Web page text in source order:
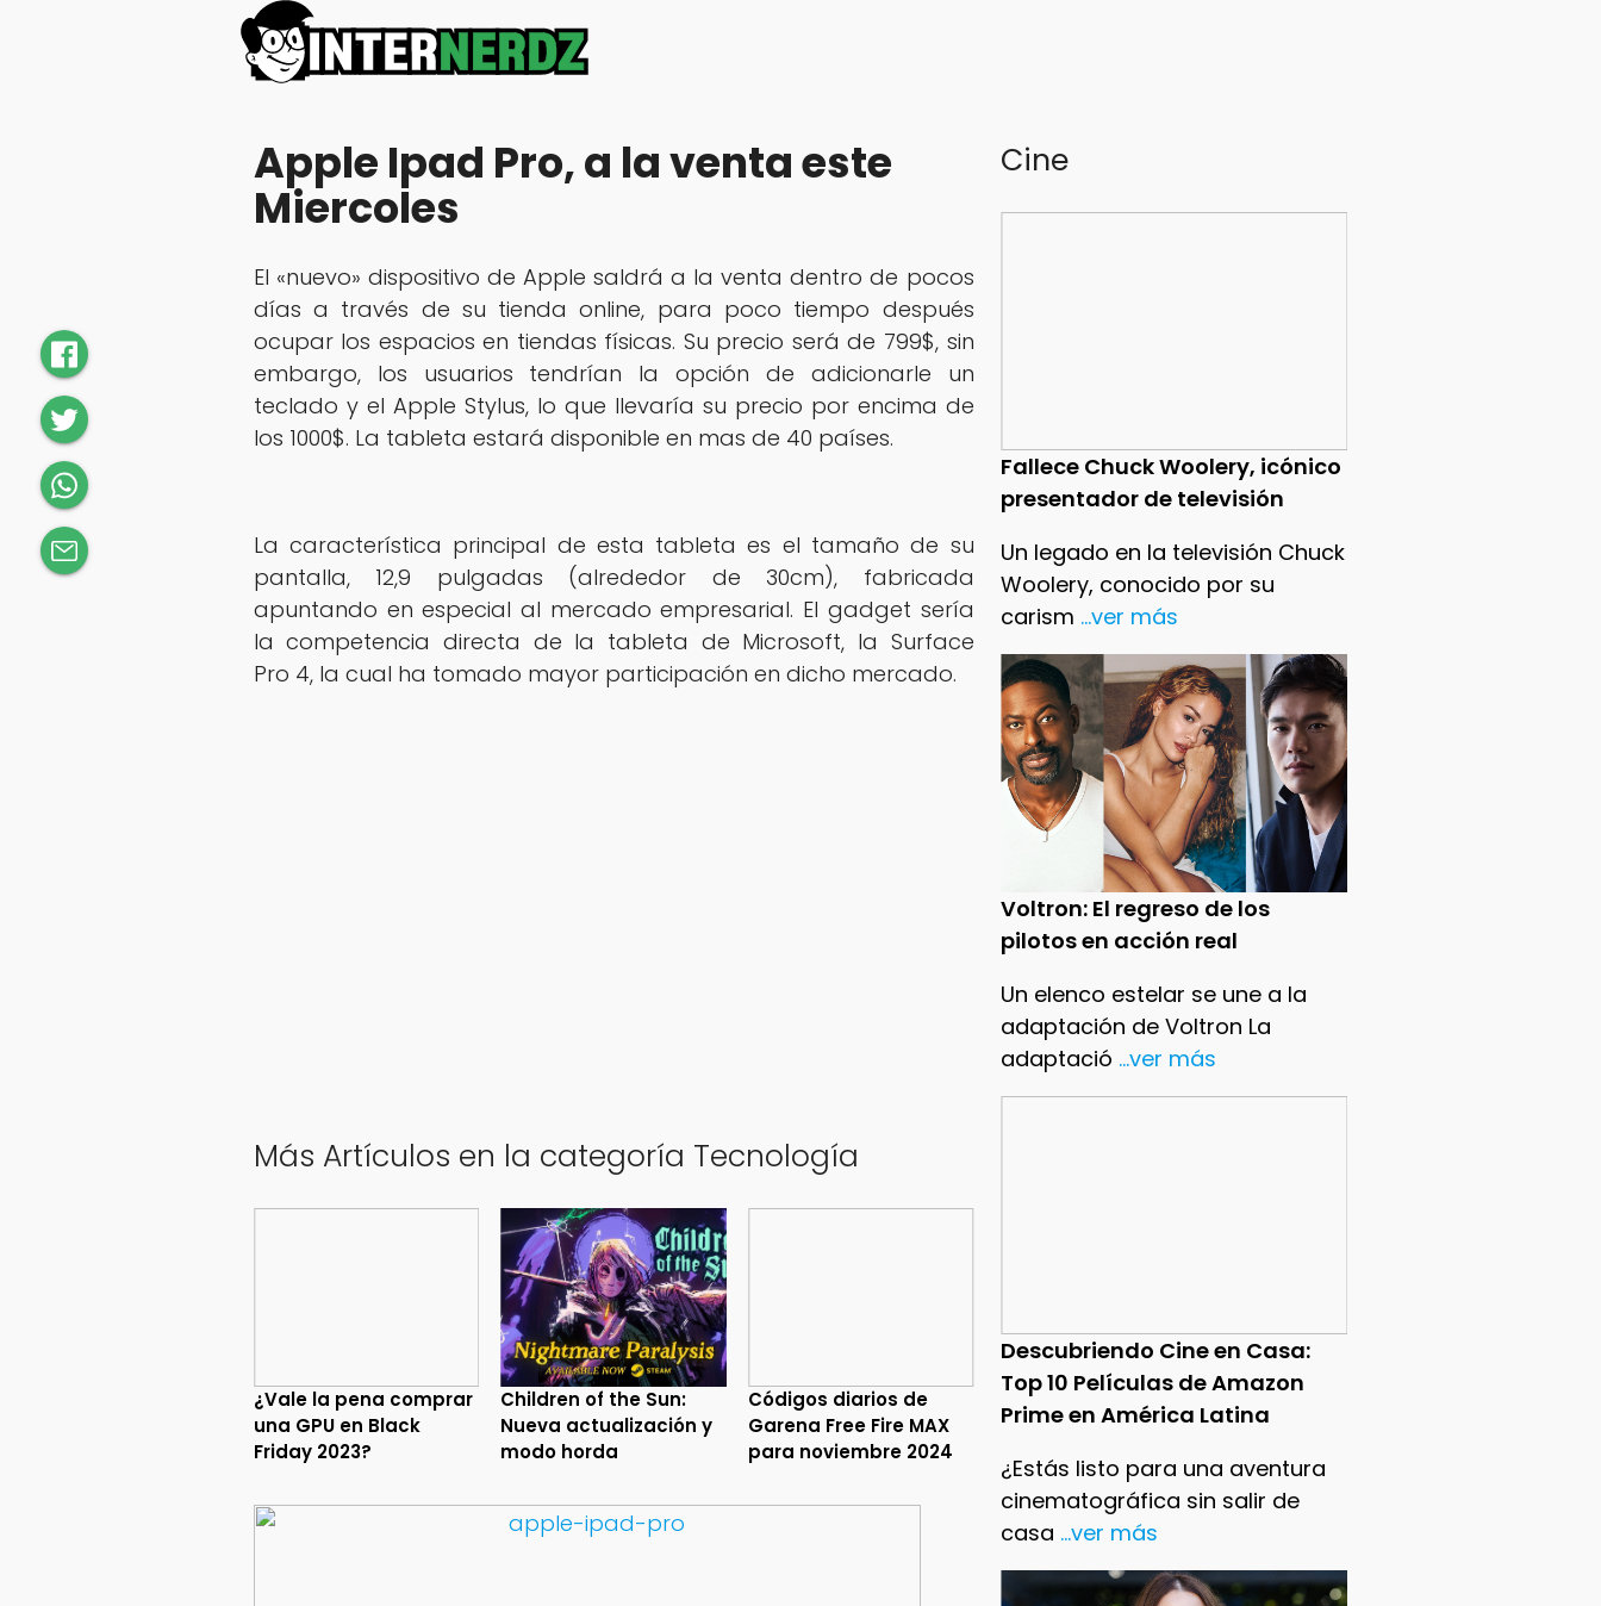
Cine
Fallece Chuck Woolery, icónico
presentador de televisión
Un legado en la televisión Chuck
Woolery, conocido por su
carism ...ver más
Voltron: El regreso de los
pilotos en acción real
Un elenco estelar se une a la
adaptación de Voltron La
adaptació ...ver más
Descubriendo Cine en Casa:
Top 10 Películas de Amazon
Prime en América Latina
¿Estás listo para una aventura
cinematográfica sin salir de
casa ...ver más
Apple Ipad Pro, a la venta este
Miercoles
El «nuevo» dispositivo de Apple saldrá a la venta dentro de pocos
días a través de su tienda online, para poco tiempo después
ocupar los espacios en tiendas físicas. Su precio será de 799$, sin
embargo, los usuarios tendrían la opción de adicionarle un
teclado y el Apple Stylus, lo que llevaría su precio por encima de
los 1000$. La tableta estará disponible en mas de 40 países.
La característica principal de esta tableta es el tamaño de su
pantalla, 12,9 pulgadas (alrededor de 30cm), fabricada
apuntando en especial al mercado empresarial. El gadget sería
la competencia directa de la tableta de Microsoft, la Surface
Pro 4, la cual ha tomado mayor participación en dicho mercado.
Más Artículos en la categoría Tecnología
¿Vale la pena comprar
una GPU en Black
Friday 2023?
Children of the Sun:
Nueva actualización y
modo horda
Códigos diarios de
Garena Free Fire MAX
para noviembre 2024